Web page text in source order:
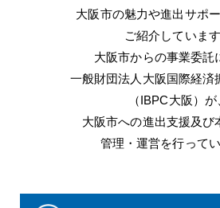
大阪市の魅力や進出サポ
ご紹介しています
大阪市からの事業委託
一般財団法人大阪国際経済
（IBPC大阪）が
大阪市への進出支援及び
管理・運営を行ってい